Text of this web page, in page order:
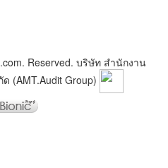
Reserved. บริษัท สำนักงาน
(AMT.Audit Group)